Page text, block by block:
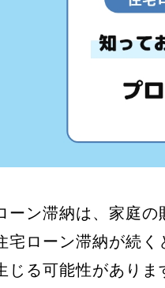
ーン滞納は、家庭
宅ローン滞納が続
じる可能性があり